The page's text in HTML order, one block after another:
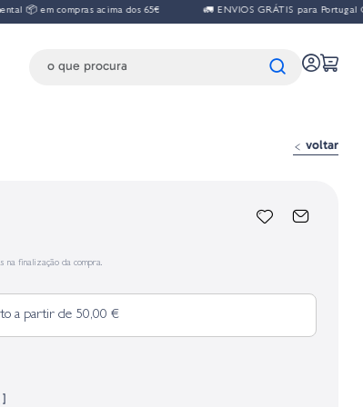
compras acima dos 65€ 🚛 ENVIOS GRÁTIS para Portugal
voltar
na finalização da compra.
a partir de 50,00 €
]